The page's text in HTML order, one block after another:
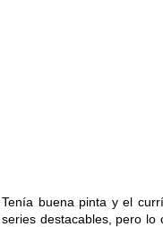
Tenía buena pinta y el
series destacables, pero